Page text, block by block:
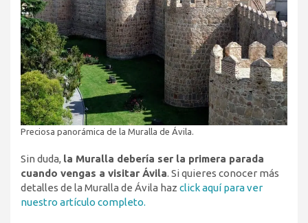
Preciosa panorámica de la Muralla de Ávila.
Sin duda, la Muralla debería ser la primera parada
cuando vengas a visitar Ávila. Si quieres conocer más
detalles de la Muralla de Ávila haz click aquí para ver
nuestro artículo completo.